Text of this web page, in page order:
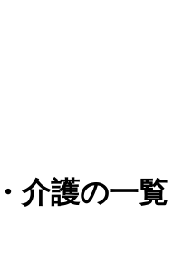
介護の一覧